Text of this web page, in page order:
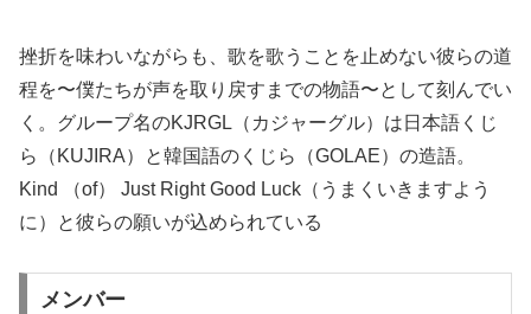
挫折を味わいながらも、歌を歌うことを止めない彼らの道
程を〜僕たちが声を取り戻すまでの物語〜として刻んでい
く。グループ名のKJRGL（カジャーグル）は日本語くじ
ら（KUJIRA）と韓国語のくじら（GOLAE）の造語。
Kind （of） Just Right Good Luck（うまくいきますよう
に）と彼らの願いが込められている
メンバー